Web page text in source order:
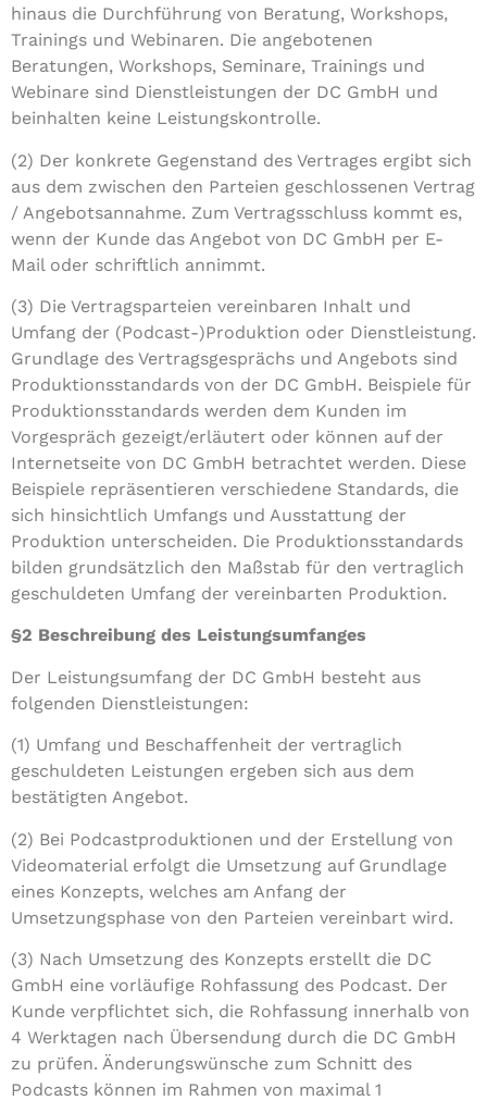
hinaus die Durchführung von Beratung, Workshops,
Trainings und Webinaren. Die angebotenen
Beratungen, Workshops, Seminare, Trainings und
Webinare sind Dienstleistungen der DC GmbH und
beinhalten keine Leistungskontrolle.
(2) Der konkrete Gegenstand des Vertrages ergibt sich
aus dem zwischen den Parteien geschlossenen Vertrag
/ Angebotsannahme. Zum Vertragsschluss kommt es,
wenn der Kunde das Angebot von DC GmbH per E-
Mail oder schriftlich annimmt.
(3) Die Vertragsparteien vereinbaren Inhalt und
Umfang der (Podcast-)Produktion oder Dienstleistung.
Grundlage des Vertragsgesprächs und Angebots sind
Produktionsstandards von der DC GmbH. Beispiele für
Produktionsstandards werden dem Kunden im
Vorgespräch gezeigt/erläutert oder können auf der
Internetseite von DC GmbH betrachtet werden. Diese
Beispiele repräsentieren verschiedene Standards, die
sich hinsichtlich Umfangs und Ausstattung der
Produktion unterscheiden. Die Produktionsstandards
bilden grundsätzlich den Maßstab für den vertraglich
geschuldeten Umfang der vereinbarten Produktion.
§2 Beschreibung des Leistungsumfanges
Der Leistungsumfang der DC GmbH besteht aus
folgenden Dienstleistungen:
(1) Umfang und Beschaffenheit der vertraglich
geschuldeten Leistungen ergeben sich aus dem
bestätigten Angebot.
(2) Bei Podcastproduktionen und der Erstellung von
Videomaterial erfolgt die Umsetzung auf Grundlage
eines Konzepts, welches am Anfang der
Umsetzungsphase von den Parteien vereinbart wird.
(3) Nach Umsetzung des Konzepts erstellt die DC
GmbH eine vorläufige Rohfassung des Podcast. Der
Kunde verpflichtet sich, die Rohfassung innerhalb von
4 Werktagen nach Übersendung durch die DC GmbH
zu prüfen. Änderungswünsche zum Schnitt des
Podcasts können im Rahmen von maximal 1